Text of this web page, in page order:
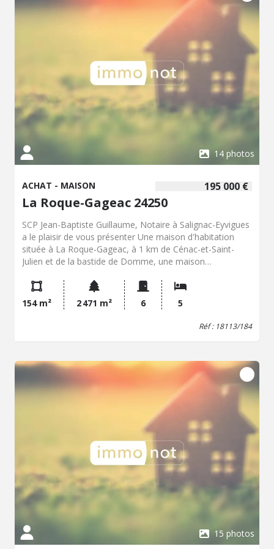
plain-pied, une salle d'eau avec douche et un WC
indépendant, tandis que le dernier niveau à l'étage dessert
deux autres chambres, une salle de bain et un WC. Côté
technique, le bien est raccordé au tout-à-l'égout, dispose
de menuiseries en double vitrage PVC sur la partie basse
(l'étage restant en simple vitrage) et profite d'un système
de chauffage central performant grâce à une chaudière
au gaz de ville remplacée en 2023, l'ensemble nécessitant
quelques travaux de rafraîchissement pour révéler tout
son potentiel, et nous vous invitons à prendre contact
avec notre étude pour tout complément d'information et
pour organiser une visite.
14 photos
195 000 €
ACHAT - MAISON
La Roque-Gageac 24250
SCP Jean-Baptiste Guillaume, Notaire à Salignac-Eyvigues
a le plaisir de vous présenter Une maison d'habitation
située à La Roque-Gageac, à 1 km de Cénac-et-Saint-
Julien et de la bastide de Domme, une maison
surface habitable de 125 m², implantée sur un terrain plat
de 2 476 m². Ce bien bénéficie d'une double exposition
Est et Ouest ainsi que d'un sous-sol total d'environ 80 m²
pouvant être conservé en l'état ou aménagé selon les
une buanderie. Le système de chauffage est assuré par
une pompe à chaleur et complété par une climatisation.
Des travaux de rafraîchissement sont à prévoir pour
optimiser le potentiel de cette maison, qui bénéficie d'un
emplacement recherché à proximité immédiate des
commerces, écoles et commodités de la vallée de la
Dordogne. Pour tout renseignement complémentaire ou
pour l'organisation d'une visite, merci de contacter notre
154 m² 2 471 m² 6 5
Réf : 18113/184
15 photos